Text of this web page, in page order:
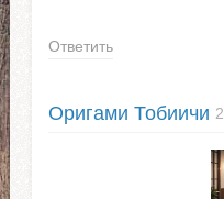
Ответить
Оригами Тобиичи